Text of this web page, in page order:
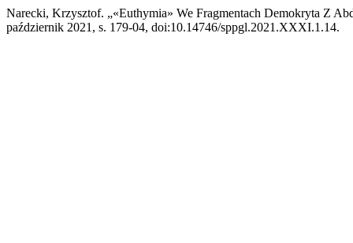
Narecki, Krzysztof. „«Euthymia» We Fragmentach Demokryta Z
październik 2021, s. 179-04, doi:10.14746/sppgl.2021.XXXI.1.14.